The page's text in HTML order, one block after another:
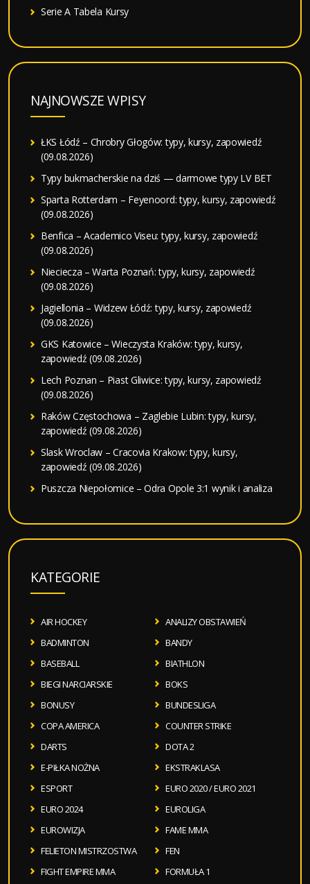
Serie A Tabela Kursy
NAJNOWSZE WPISY
ŁKS Łódź – Chrobry Głogów: typy, kursy, zapowiedź
(09.08.2026)
Typy bukmacherskie na dziś — darmowe typy LV BET
Sparta Rotterdam – Feyenoord: typy, kursy, zapowiedź
(09.08.2026)
Benfica – Academico Viseu: typy, kursy, zapowiedź
(09.08.2026)
Nieciecza – Warta Poznań: typy, kursy, zapowiedź
(09.08.2026)
Jagiellonia – Widzew Łódź: typy, kursy, zapowiedź
(09.08.2026)
GKS Katowice – Wieczysta Kraków: typy, kursy,
zapowiedź (09.08.2026)
Lech Poznan – Piast Gliwice: typy, kursy, zapowiedź
(09.08.2026)
Raków Częstochowa – Zaglebie Lubin: typy, kursy,
zapowiedź (09.08.2026)
Slask Wroclaw – Cracovia Krakow: typy, kursy,
zapowiedź (09.08.2026)
Puszcza Niepołomice – Odra Opole 3:1 wynik i analiza
KATEGORIE
AIR HOCKEY
ANALIZY OBSTAWIEŃ
BADMINTON
BANDY
BASEBALL
BIATHLON
BIEGI NARCIARSKIE
BOKS
BONUSY
BUNDESLIGA
COPA AMERICA
COUNTER STRIKE
DARTS
DOTA 2
E-PIŁKA NOŻNA
EKSTRAKLASA
ESPORT
EURO 2020 / EURO 2021
EURO 2024
EUROLIGA
EUROWIZJA
FAME MMA
FELIETON MISTRZOSTWA
FEN
FIGHT EMPIRE MMA
FORMUŁA 1